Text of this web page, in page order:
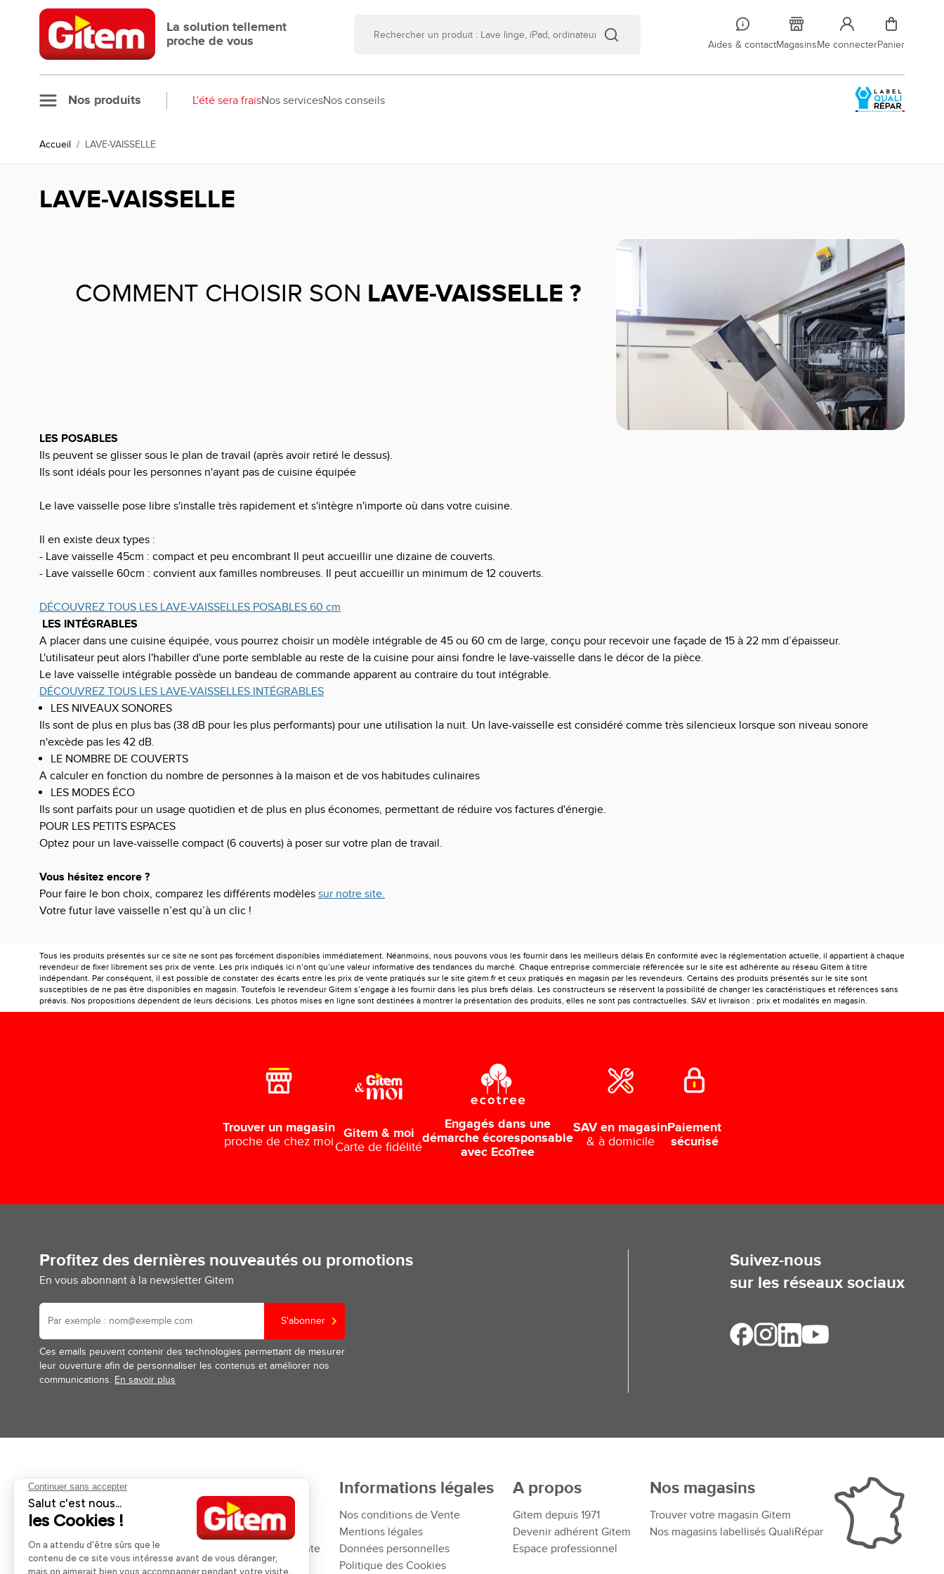
Allez au contenu
La solution tellement
proche de vous
Aides & contactMagasinsMe connecterPanier
Nos produits L'été sera fraisNos servicesNos conseils
Accueil / LAVE-VAISSELLE
LAVE-VAISSELLE
COMMENT CHOISIR SON LAVE-VAISSELLE ?
LES POSABLES
Ils peuvent se glisser sous le plan de travail (après avoir retiré le dessus).
Ils sont idéals pour les personnes n'ayant pas de cuisine équipée
Le lave vaisselle pose libre s'installe très rapidement et s'intègre n'importe où dans votre cuisine.
Il en existe deux types :
- Lave vaisselle 45cm : compact et peu encombrant Il peut accueillir une dizaine de couverts.
- Lave vaisselle 60cm : convient aux familles nombreuses. Il peut accueillir un minimum de 12 couverts.
DÉCOUVREZ TOUS LES LAVE-VAISSELLES POSABLES 60 cm
LES INTÉGRABLES
A placer dans une cuisine équipée, vous pourrez choisir un modèle intégrable de 45 ou 60 cm de large, conçu pour recevoir une façade de 15 à 22 mm d’épaisseur.
L'utilisateur peut alors l'habiller d'une porte semblable au reste de la cuisine pour ainsi fondre le lave-vaisselle dans le décor de la pièce.
Le lave vaisselle intégrable possède un bandeau de commande apparent au contraire du tout intégrable.
DÉCOUVREZ TOUS LES LAVE-VAISSELLES INTÉGRABLES
LES NIVEAUX SONORES
Ils sont de plus en plus bas (38 dB pour les plus performants) pour une utilisation la nuit. Un lave-vaisselle est considéré comme très silencieux lorsque son niveau sonore
n'excède pas les 42 dB.
LE NOMBRE DE COUVERTS
A calculer en fonction du nombre de personnes à la maison et de vos habitudes culinaires
LES MODES ÉCO
Ils sont parfaits pour un usage quotidien et de plus en plus économes, permettant de réduire vos factures d'énergie.
POUR LES PETITS ESPACES
Optez pour un lave-vaisselle compact (6 couverts) à poser sur votre plan de travail.
Vous hésitez encore ?
Pour faire le bon choix, comparez les différents modèles sur notre site.
Votre futur lave vaisselle n’est qu’à un clic !
Tous les produits présentés sur ce site ne sont pas forcément disponibles immédiatement. Néanmoins, nous pouvons vous les fournir dans les meilleurs délais En conformité avec la réglementation actuelle, il appartient à chaque
revendeur de fixer librement ses prix de vente. Les prix indiqués ici n’ont qu’une valeur informative des tendances du marché. Chaque entreprise commerciale référencée sur le site est adhérente au réseau Gitem à titre
indépendant. Par conséquent, il est possible de constater des écarts entre les prix de vente pratiqués sur le site gitem.fr et ceux pratiqués en magasin par les revendeurs. Certains des produits présentés sur le site sont
susceptibles de ne pas être disponibles en magasin. Toutefois le revendeur Gitem s’engage à les fournir dans les plus brefs délais. Les constructeurs se réservent la possibilité de changer les caractéristiques et références sans
préavis. Nos propositions dépendent de leurs décisions. Les photos mises en ligne sont destinées à montrer la présentation des produits, elles ne sont pas contractuelles. SAV et livraison : prix et modalités en magasin.
Trouver un magasin
proche de chez moi
Gitem & moi
Carte de fidélité
Engagés dans une
démarche écoresponsable
avec EcoTree
SAV en magasin
& à domicile
Paiement
sécurisé
Profitez des dernières nouveautés ou promotions
En vous abonnant à la newsletter Gitem
S'abonner
Ces emails peuvent contenir des technologies permettant de mesurer
leur ouverture afin de personnaliser les contenus et améliorer nos
communications. En savoir plus
Suivez-nous
sur les réseaux sociaux
Aides et informations
Retour et remboursement
Nos guides d'achat
Livraison et retrait
Pose et services
Financement
Service Après Vente
Informations légales
Nos conditions de Vente
Mentions légales
Données personnelles
Politique des Cookies
A propos
Gitem depuis 1971
Devenir adhérent Gitem
Espace professionnel
Nos magasins
Trouver votre magasin Gitem
Nos magasins labellisés QualiRépar